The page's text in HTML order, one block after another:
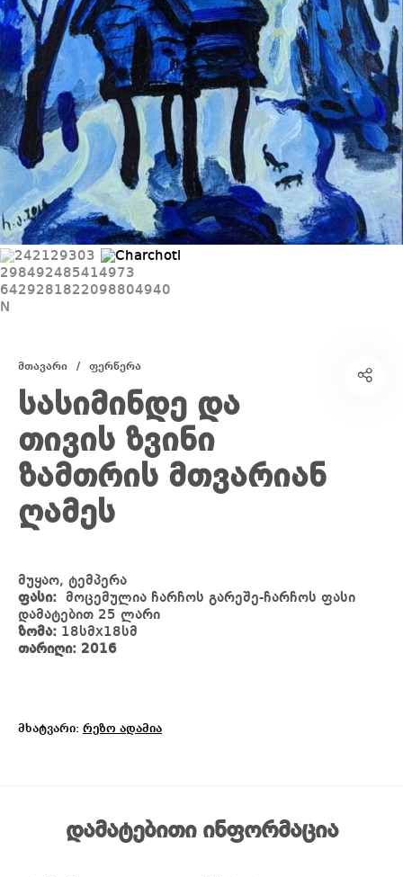
მთავარი / ფერწერა
სასიმინდე და
თივის ზვინი
ზამთრის მთვარიან
ღამეს
მუყაო, ტემპერა
ფასი:
მოცემულია ჩარჩოს გარეშე-ჩარჩოს ფასი
დამატებით 25 ლარი
ზომა: 18სმx18სმ
თარიღი: 2016
მხატვარი: რეზო ადამია
დამატებითი ინფორმაცია